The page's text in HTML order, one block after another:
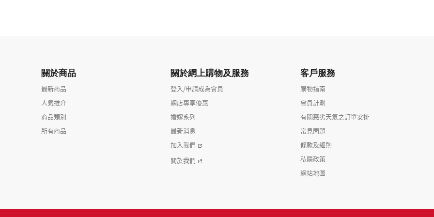
關於商品
最新商品
人氣推介
商品類別
所有商品
關於網上購物及服務
登入/申請成為會員
網店專享優惠
婚嫁系列
最新消息
加入我們
關於我們
客戶服務
購物指南
會員計劃
有關惡劣天氣之訂單安排
常見問題
條款及細則
私隱政策
網站地圖